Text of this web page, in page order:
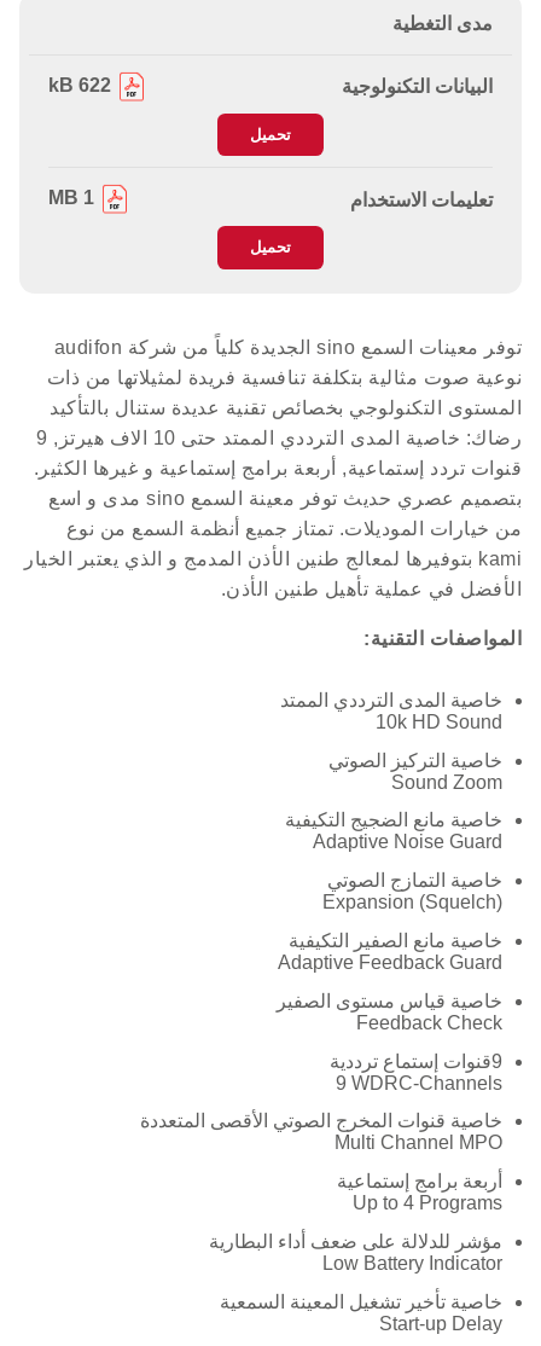
مدى التغطية
البيانات التكنولوجية
تحميل
تعليمات الاستخدام
تحميل
توفر معينات السمع sino الجديدة كلياً من شركة audifon
نوعية صوت مثالية بتكلفة تنافسية فريدة لمثيلاتها من ذات
المستوى التكنولوجي بخصائص تقنية عديدة ستنال بالتأكيد
رضاك: خاصية المدى الترددي الممتد حتى 10 الاف هيرتز, 9
قنوات تردد إستماعية, أربعة برامج إستماعية و غيرها الكثير.
بتصميم عصري حديث توفر معينة السمع sino مدى و اسع
من خيارات الموديلات. تمتاز جميع أنظمة السمع من نوع
kami بتوفيرها لمعالج طنين الأذن المدمج و الذي يعتبر الخيار
الأفضل في عملية تأهيل طنين الأذن.
المواصفات التقنية:
خاصية المدى الترددي الممتد
10k HD Sound
خاصية التركيز الصوتي
Sound Zoom
خاصية مانع الضجيج التكيفية
Adaptive Noise Guard
خاصية التمازج الصوتي
Expansion (Squelch)
خاصية مانع الصفير التكيفية
Adaptive Feedback Guard
خاصية قياس مستوى الصفير
Feedback Check
9قنوات إستماع ترددية
9 WDRC-Channels
خاصية قنوات المخرج الصوتي الأقصى المتعددة
Multi Channel MPO
أربعة برامج إستماعية
Up to 4 Programs
مؤشر للدلالة على ضعف أداء البطارية
Low Battery Indicator
خاصية تأخير تشغيل المعينة السمعية
Start-up Delay